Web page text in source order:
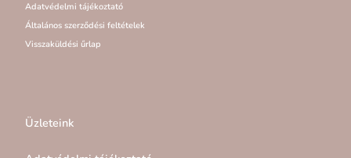
Adatvédelmi tájékoztató
Általános szerződési feltételek
Visszaküldési űrlap
Üzleteink